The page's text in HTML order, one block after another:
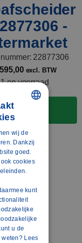
-
22877306
595,00 excl. BTW
1 op voorraad
Toevoegen aan
DUTCH
ENGLISH
FRENCH
SPANISH
GERMAN
wij de
Dankzij
goed.
cookies
kunt
u de
weten? Lees